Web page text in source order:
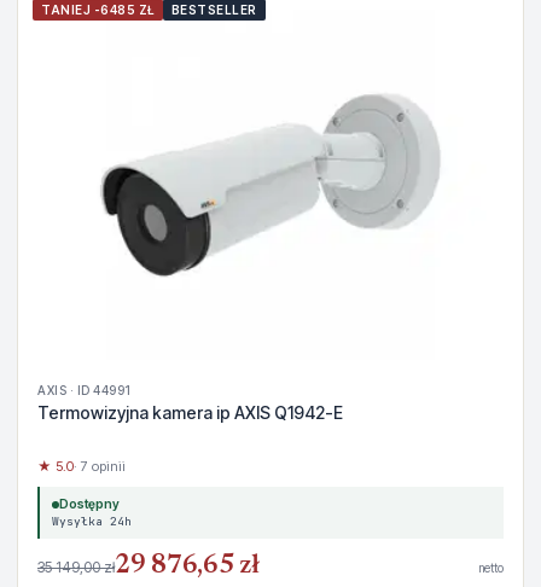
TANIEJ -6485 ZŁ BESTSELLER
AXIS · ID 44991
Termowizyjna kamera ip AXIS Q1942-E
★ 5.0· 7 opinii
Dostępny
Wysyłka 24h
35 149,00 zł29 876,65 zł netto